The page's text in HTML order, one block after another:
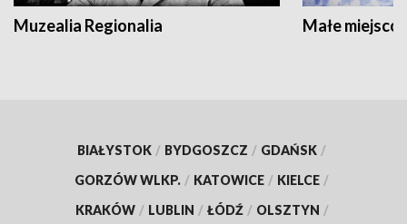
Muzealia Regionalia Małe
BIAŁYSTOK / BYDGOSZCZ / GDAŃSK /
GORZÓW WLKP. / KATOWICE / KIELCE /
KRAKÓW / LUBLIN / ŁÓDŹ / OLSZTYN /